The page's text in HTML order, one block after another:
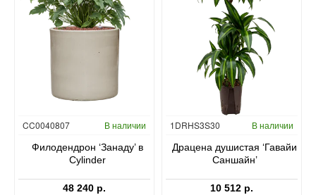
CC0040807 В наличии
Филодендрон ‘Занаду’ в
Cylinder
48 240 р.
Гидропоника
1DRHS3S30 В наличии
Драцена душистая ‘Гавайи
Саншайн’
10 512 р.